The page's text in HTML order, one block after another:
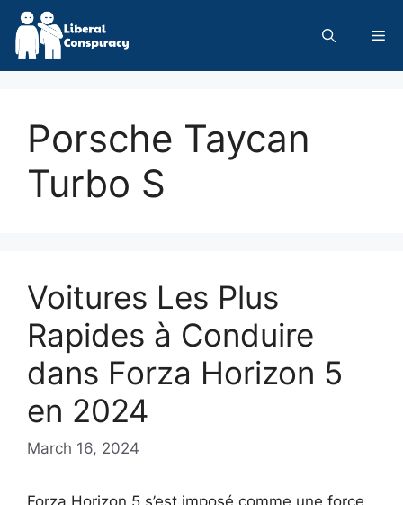
Skip
content
Porsche Taycan
Turbo S
Voitures Les Plus
Rapides à Conduire
dans Forza Horizon 5
en 2024
March 16, 2024
Forza Horizon 5 s’est imposé comme une force